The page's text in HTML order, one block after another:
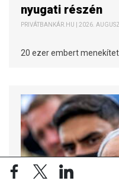
nyugati részén
PRIVÁTBANKÁR.HU | 2026.
20 ezer embert